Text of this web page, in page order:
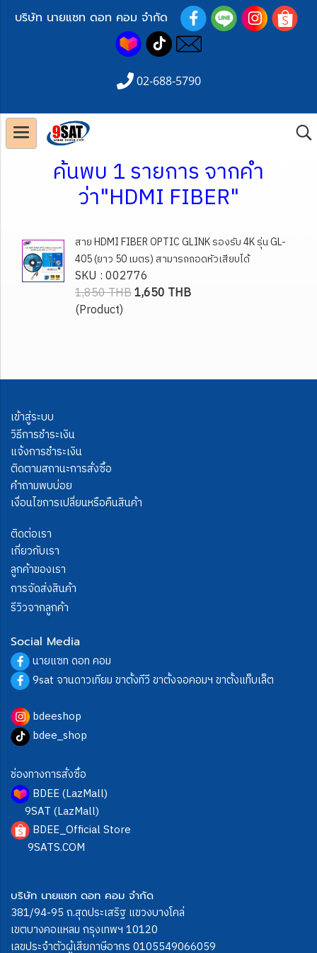
บริษัท นายแซท ดอท คอม จำกัด
02-688-5790
ค้นพบ 1 รายการ จากคำ
ว่า"HDMI FIBER"
สาย HDMI FIBER OPTIC GLINK รองรับ 4K รุ่น GL-
405 (ยาว 50 เมตร) สามารถถอดหัวเสียบได้
SKU : 002776
1,850 THB1,650 THB
(Product)
เข้าสู่ระบบ
วิธีการชำระเงิน
แจ้งการชำระเงิน
ติดตามสถานะการสั่งซื้อ
คำถามพบบ่อย
เงื่อนไขการเปลี่ยนหรือคืนสินค้า
ติดต่อเรา
เกี่ยวกับเรา
ลูกค้าของเรา
การจัดส่งสินค้า
รีวิวจากลูกค้า
Social Media
นายแซท ดอท คอม
9sat จานดาวเทียม ขาตั้งทีวี ขาตั้งจอคอมฯ ขาตั้งแท็บเล็ต
bdeeshop
bdee_shop
ช่องทางการสั่งซื้อ
BDEE (LazMall)
9SAT (LazMall)
BDEE_Official Store
9SATS.COM
บริษัท นายแซท ดอท คอม จำกัด
381/94-95 ถ.สุดประเสริฐ แขวงบางโคล่
เขตบางคอแหลม กรุงเทพฯ 10120
เลขประจำตัวผู้เสียภาษีอากร 0105549066059